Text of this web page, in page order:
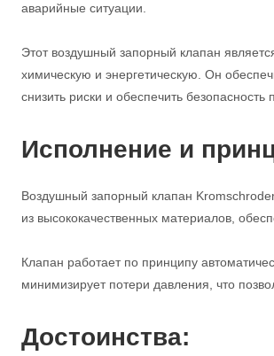
аварийные ситуации.
Этот воздушный запорный клапан
химическую и энергетическую. Он
снизить риски и обеспечить безопасность
Исполнение и
Воздушный запорный клапан
из высококачественных материалов,
Клапан работает по принципу
минимизирует потери давления, что
Достоинства: